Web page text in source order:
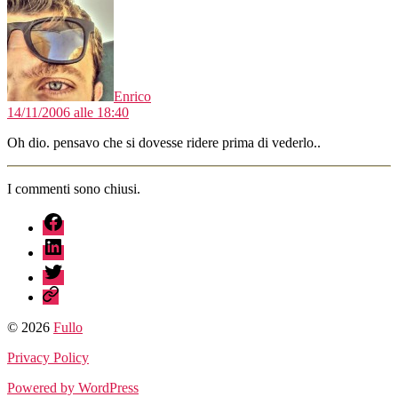
Enrico
14/11/2006 alle 18:40
Oh dio. pensavo che si dovesse ridere prima di vederlo..
I commenti sono chiusi.
fb
linkedin
twitter
sessionize
© 2026 Fullo
Privacy Policy
Powered by WordPress